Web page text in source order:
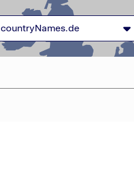
countryNames.de